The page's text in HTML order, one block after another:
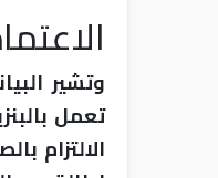
وتشير
تعمل
الالتزام